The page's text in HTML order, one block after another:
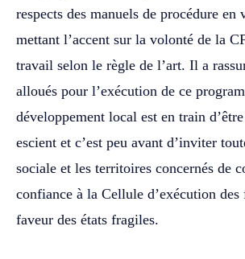
respects des manuels de procédure en
mettant l’accent sur la volonté de la
travail selon le règle de l’art. Il a
alloués pour l’exécution de ce
développement local est en train
escient et c’est peu avant d’inviter
sociale et les territoires concernés de
confiance à la Cellule d’exécution des
faveur des états fragiles.